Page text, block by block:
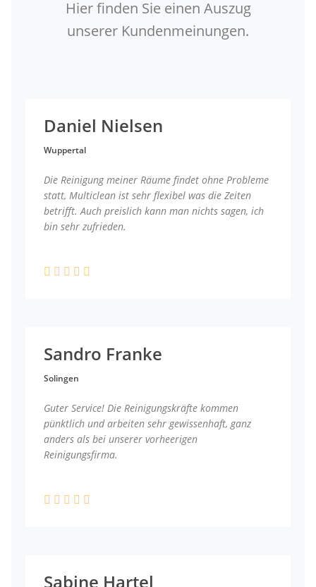
Hier finden Sie einen Auszug
unserer Kundenmeinungen.
Daniel Nielsen
Wuppertal
Die Reinigung meiner Räume findet ohne Probleme
statt, Multiclean ist sehr flexibel was die Zeiten
betrifft. Auch preislich kann man nichts sagen, ich
bin sehr zufrieden.
Sandro Franke
Solingen
Guter Service! Die Reinigungskräfte kommen
pünktlich und arbeiten sehr gewissenhaft, ganz
anders als bei unserer vorheerigen
Reinigungsfirma.
Sabine Hartel